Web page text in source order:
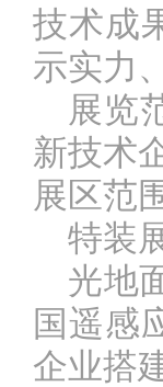
技术成
示实力
展览
新技术
展区范
特装
光地
国遥感
企业搭